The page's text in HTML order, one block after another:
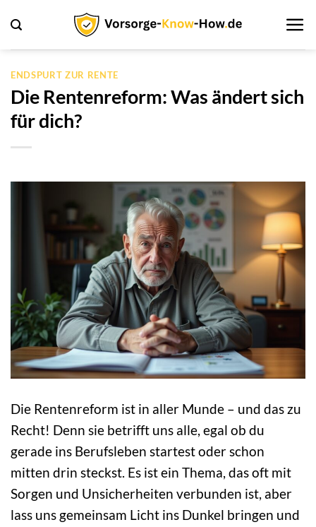
Inhalt
springen
ENDSPURT ZUR RENTE
Die Rentenreform: Was ändert sich
für dich?
Die Rentenreform ist in aller Munde – und das zu
Recht! Denn sie betrifft uns alle, egal ob du
gerade ins Berufsleben startest oder schon
mitten drin steckst. Es ist ein Thema, das oft mit
Sorgen und Unsicherheiten verbunden ist, aber
lass uns gemeinsam Licht ins Dunkel bringen und